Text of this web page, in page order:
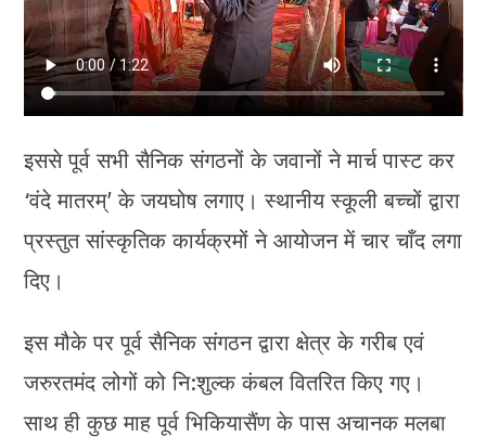
इससे पूर्व सभी सैनिक संगठनों के जवानों ने मार्च पास्ट कर
‘वंदे मातरम्’ के जयघोष लगाए। स्थानीय स्कूली बच्चों द्वारा
प्रस्तुत सांस्कृतिक कार्यक्रमों ने आयोजन में चार चाँद लगा
दिए।
इस मौके पर पूर्व सैनिक संगठन द्वारा क्षेत्र के गरीब एवं
जरुरतमंद लोगों को नि:शुल्क कंबल वितरित किए गए।
साथ ही कुछ माह पूर्व भिकियासैंण के पास अचानक मलबा